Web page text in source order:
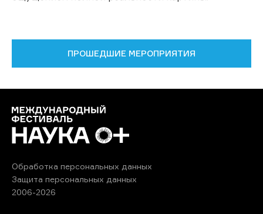
ПРОШЕДШИЕ МЕРОПРИЯТИЯ
Обработка персональных данных
Защита персональных данных
2006-2026